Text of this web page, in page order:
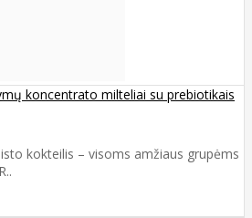
koncentrato milteliai su prebiotikais
kokteilis – visoms amžiaus grupėms